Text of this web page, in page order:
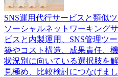
SNS運用代行サービスと類似
ソーシャルネットワーキング
ビスと内製運用、SNS管理ツ
築やコスト構造、成果責任、
状況別に向いている選択肢を
見極め、比較検討につなげまし